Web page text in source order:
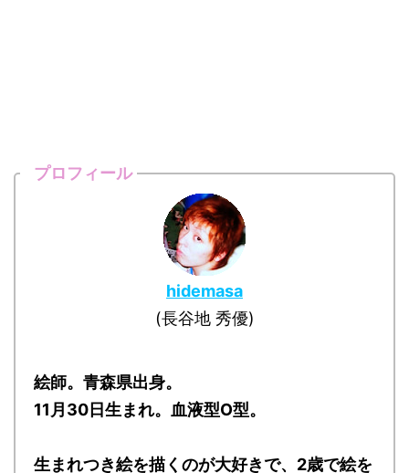
プロフィール
hidemasa
(長谷地 秀優)
絵師。青森県出身。
11月30日生まれ。血液型O型。
生まれつき絵を描くのが大好きで、2歳で絵を